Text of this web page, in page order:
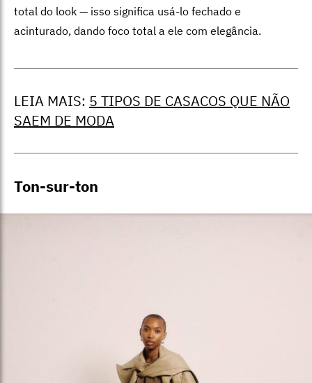
total do look — isso significa usá-lo fechado e
acinturado, dando foco total a ele com elegância.
LEIA MAIS: 5 TIPOS DE CASACOS QUE NÃO
SAEM DE MODA
Ton-sur-ton